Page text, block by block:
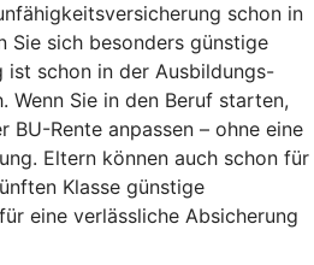
schon in
Sie sich besonders günstige
ist schon in der Ausbildungs-
Wenn Sie in den Beruf starten,
BU-Rente anpassen – ohne eine
Eltern können auch schon für
Klasse günstige
eine verlässliche Absicherung